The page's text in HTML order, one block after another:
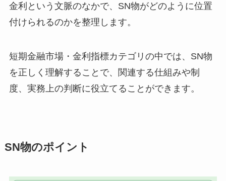
金利という文脈のなかで、SN物がどのように位置
付けられるのかを整理します。
短期金融市場・金利指標カテゴリの中では、SN物
を正しく理解することで、関連する仕組みや制
度、実務上の判断に役立てることができます。
SN物のポイント